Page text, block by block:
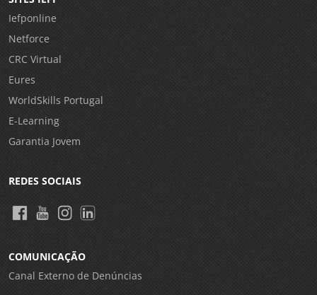
Iefponline
Netforce
CRC Virtual
Eures
WorldSkills Portugal
E-Learning
Garantia Jovem
REDES SOCIAIS
COMUNICAÇÃO
Canal Externo de Denúncias